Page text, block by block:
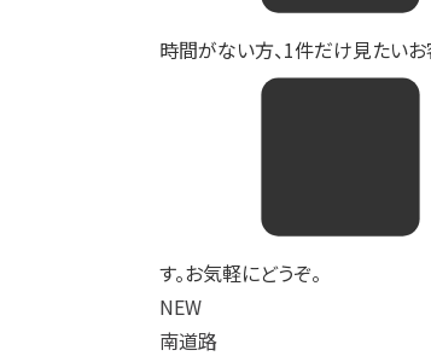
時間がない方、1件だけ見たいお
す。お気軽にどうぞ。
NEW
南道路